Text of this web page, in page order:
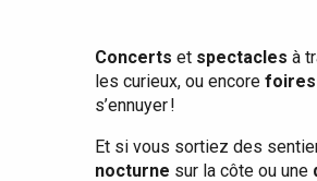
Concerts et spectacles à
les curieux, ou encore foires
s’ennuyer !
Et si vous sortiez des
nocturne sur la côte ou une